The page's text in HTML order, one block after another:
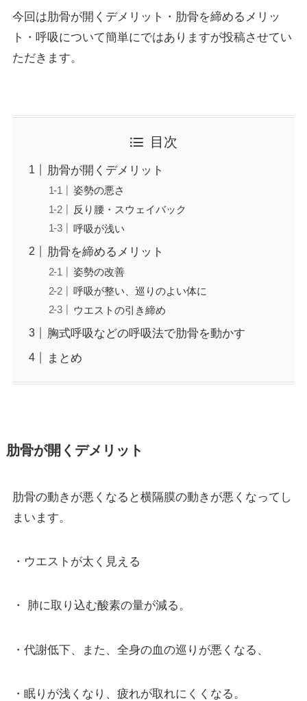
今回は肋骨が開くデメリット・肋骨を締めるメリッ
ト・呼吸について簡単にではありますが投稿させてい
ただきます。
目次
肋骨が開くデメリット
姿勢の悪さ
反り腰・スウェイバック
呼吸が浅い
肋骨を締めるメリット
姿勢の改善
呼吸が整い、巡りのよい体に
ウエストの引き締め
胸式呼吸などの呼吸法で肋骨を動かす
まとめ
肋骨が開くデメリット
肋骨の動きが悪くなると横隔膜の動きが悪くなってし
まいます。
・ウエストが太く見える
・ 肺に取り込む酸素の量が減る。
・代謝低下、また、全身の血の巡りが悪くなる、
・眠りが浅くなり、疲れが取れにくくなる。